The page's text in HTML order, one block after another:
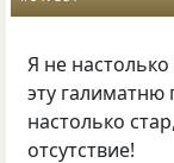
Я не
эту
настолько стар,
отсутствие!